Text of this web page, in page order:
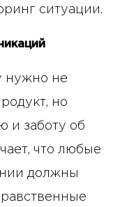
ситуации.
нужно не
но
и заботу об
что любые
должны